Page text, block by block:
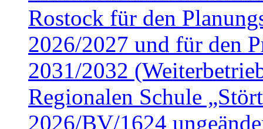
Rostock für den
2026/2027 und für den
2031/2032
Regionalen Schule
2026/BV/1624